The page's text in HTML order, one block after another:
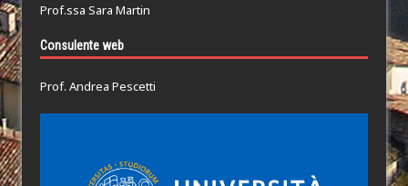
Prof.ssa Sara Martin
Consulente web
Prof. Andrea Pescetti